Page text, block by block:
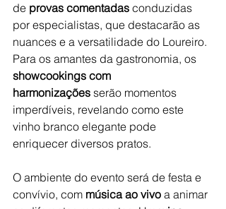
de provas comentadas conduzidas
por especialistas, que destacarão as
nuances e a versatilidade do Loureiro.
Para os amantes da gastronomia, os
showcookings com
harmonizações serão momentos
imperdíveis, revelando como este
vinho branco elegante pode
enriquecer diversos pratos.
O ambiente do evento será de festa e
convívio, com música ao vivo a animar